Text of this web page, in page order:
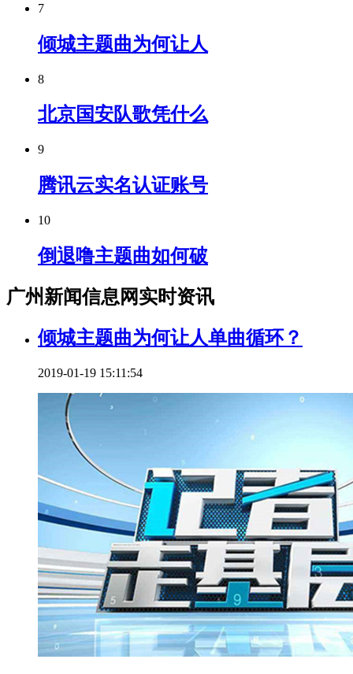
7
倾城主题曲为何让人
8
北京国安队歌凭什么
9
腾讯云实名认证账号
10
倒退噜主题曲如何破
广州新闻信息网实时资讯
倾城主题曲为何让人单曲循环？
2019-01-19 15:11:54